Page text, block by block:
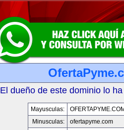
El dueño de este dominio lo
Mayusculas:
Minusculas:
ofertapyme.com